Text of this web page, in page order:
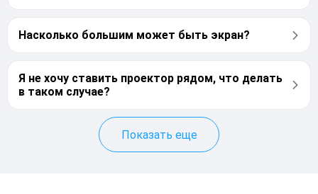
Насколько большим может быть экран?
Я не хочу ставить проектор рядом, что делать
в таком случае?
Показать еще